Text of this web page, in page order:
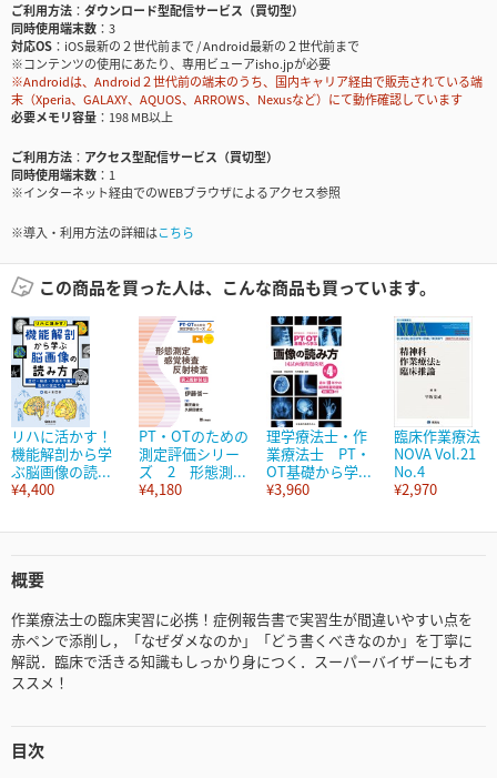
ご利用方法
ダウンロード型配信サービス（買切型）
同時使用端末数
3
対応OS
iOS最新の２世代前まで / Android最新の２世代前まで
※コンテンツの使用にあたり、専用ビューアisho.jpが必要
※Androidは、Android２世代前の端末のうち、国内キャリア経由で販売されている端
末（Xperia、GALAXY、AQUOS、ARROWS、Nexusなど）にて動作確認しています
必要メモリ容量
198 MB以上
ご利用方法
アクセス型配信サービス（買切型）
同時使用端末数
1
※インターネット経由でのWEBブラウザによるアクセス参照
※導入・利用方法の詳細はこちら
この商品を買った人は、こんな商品も買っています。
リハに活かす！
機能解剖から学
ぶ脳画像の読...
¥4,400
PT・OTのための
測定評価シリー
ズ 2 形態測...
¥4,180
理学療法士・作
業療法士 PT・
OT基礎から学...
¥3,960
臨床作業療法
NOVA Vol.21
No.4
¥2,970
概要
作業療法士の臨床実習に必携！症例報告書で実習生が間違いやすい点を
赤ペンで添削し，「なぜダメなのか」「どう書くべきなのか」を丁寧に
解説．臨床で活きる知識もしっかり身につく．スーパーバイザーにもオ
ススメ！
目次